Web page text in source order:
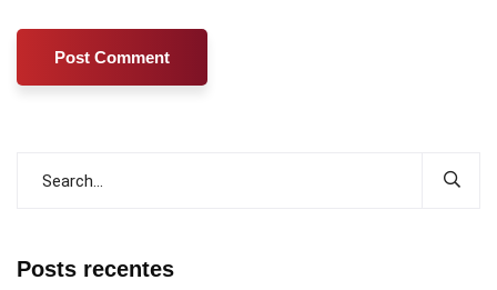
Posts recentes